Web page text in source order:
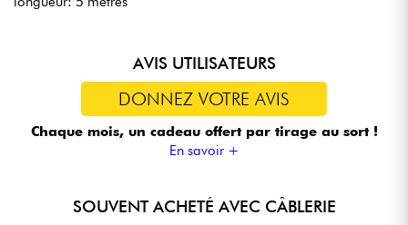
AVIS UTILISATEURS
DONNEZ VOTRE AVIS
Chaque mois, un cadeau offert par tirage au sort !
En savoir +
SOUVENT ACHETÉ AVEC CÂBLERIE